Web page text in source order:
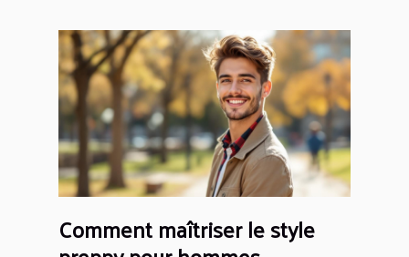
Comment maîtriser le style